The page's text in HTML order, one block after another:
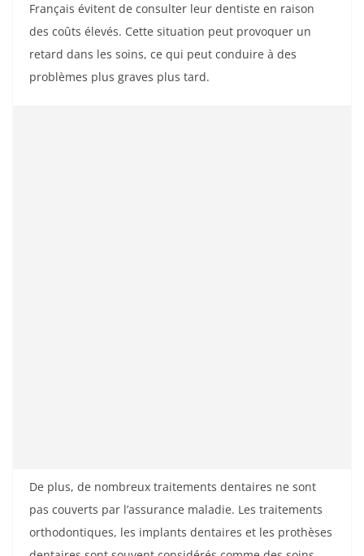
Français évitent de consulter leur dentiste en raison
des coûts élevés. Cette situation peut provoquer un
retard dans les soins, ce qui peut conduire à des
problèmes plus graves plus tard.
De plus, de nombreux traitements dentaires ne sont
pas couverts par l’assurance maladie. Les traitements
orthodontiques, les implants dentaires et les prothèses